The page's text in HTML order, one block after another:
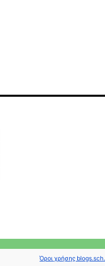
Όροι χρήσης